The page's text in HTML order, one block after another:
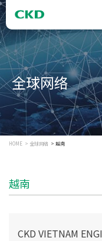
全球网络
HOME 全球网络 越南
越南
CKD VIETNAM